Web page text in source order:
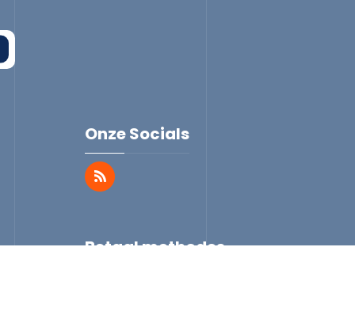
Onze Socials
Betaal methodes